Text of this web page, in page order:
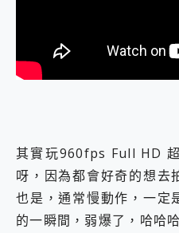
其實玩960fps Full HD
呀，因為都會好奇的想去
也是，通常慢動作，一定
的一瞬間，弱爆了，哈哈哈